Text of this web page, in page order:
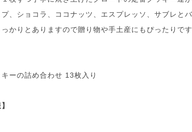
、ショコラ、ココナッツ、エスプレッソ、サブレと
かりとありますので贈り物や手土産にもぴったりです
ーの詰め合わせ 13枚入り